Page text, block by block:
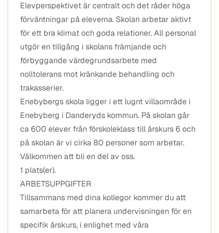
Elevperspektivet är centralt och det råder höga
förväntningar på eleverna. Skolan arbetar aktivt
för ett bra klimat och goda relationer. All personal
utgör en tillgång i skolans främjande och
förbyggande värdegrundsarbete med
nolltolerans mot kränkande behandling och
trakasserier.
Enebybergs skola ligger i ett lugnt villaområde i
Enebyberg i Danderyds kommun. På skolan går
ca 600 elever från förskoleklass till årskurs 6 och
på skolan är vi cirka 80 personer som arbetar.
Välkommen att bli en del av oss.
1 plats(er).
ARBETSUPPGIFTER
Tillsammans med dina kollegor kommer du att
samarbeta för att planera undervisningen för en
specifik årskurs, i enlighet med våra